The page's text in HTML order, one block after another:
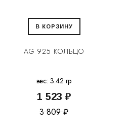
В КОРЗИНУ
AG 925 КОЛЬЦО
вес: 3.42 гр
1 523 ₽
3 809 ₽